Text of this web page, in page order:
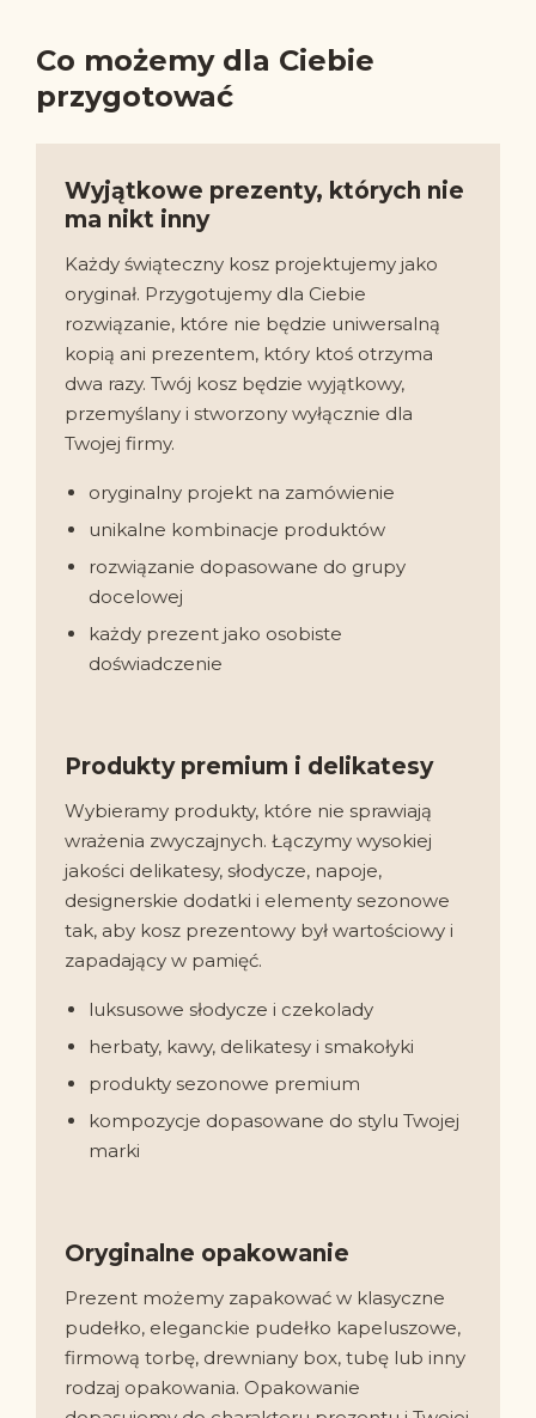
Co możemy dla Ciebie
przygotować
Wyjątkowe prezenty, których nie
ma nikt inny
Każdy świąteczny kosz projektujemy jako
oryginał. Przygotujemy dla Ciebie
rozwiązanie, które nie będzie uniwersalną
kopią ani prezentem, który ktoś otrzyma
dwa razy. Twój kosz będzie wyjątkowy,
przemyślany i stworzony wyłącznie dla
Twojej firmy.
oryginalny projekt na zamówienie
unikalne kombinacje produktów
rozwiązanie dopasowane do grupy
docelowej
każdy prezent jako osobiste
doświadczenie
Produkty premium i delikatesy
Wybieramy produkty, które nie sprawiają
wrażenia zwyczajnych. Łączymy wysokiej
jakości delikatesy, słodycze, napoje,
designerskie dodatki i elementy sezonowe
tak, aby kosz prezentowy był wartościowy i
zapadający w pamięć.
luksusowe słodycze i czekolady
herbaty, kawy, delikatesy i smakołyki
produkty sezonowe premium
kompozycje dopasowane do stylu Twojej
marki
Oryginalne opakowanie
Prezent możemy zapakować w klasyczne
pudełko, eleganckie pudełko kapeluszowe,
firmową torbę, drewniany box, tubę lub inny
rodzaj opakowania. Opakowanie